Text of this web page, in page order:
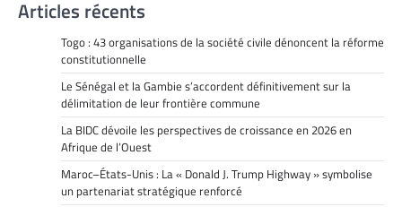
Articles récents
Togo : 43 organisations de la société civile dénoncent la réforme
constitutionnelle
Le Sénégal et la Gambie s’accordent définitivement sur la
délimitation de leur frontière commune
La BIDC dévoile les perspectives de croissance en 2026 en
Afrique de l’Ouest
Maroc–États-Unis : La « Donald J. Trump Highway » symbolise
un partenariat stratégique renforcé